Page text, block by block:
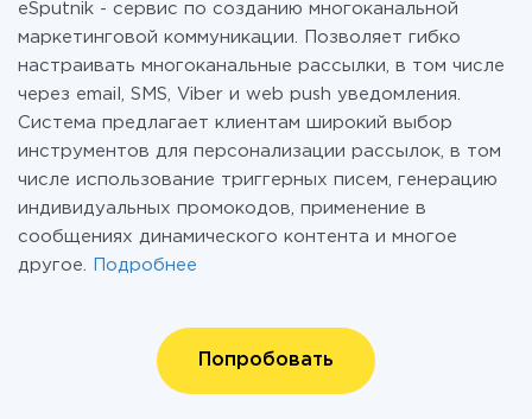
eSputnik - сервис по созданию многоканальной
маркетинговой коммуникации. Позволяет гибко
настраивать многоканальные рассылки, в том числе
через email, SMS, Viber и web push уведомления.
Система предлагает клиентам широкий выбор
инструментов для персонализации рассылок, в том
числе использование триггерных писем, генерацию
индивидуальных промокодов, применение в
сообщениях динамического контента и многое
другое.
Подробнее
Попробовать